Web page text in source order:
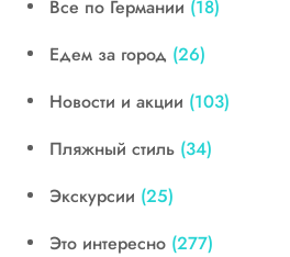
Все по Германии (18)
Едем за город (26)
Новости и акции (103)
Пляжный стиль (34)
Экскурсии (25)
Это интересно (277)